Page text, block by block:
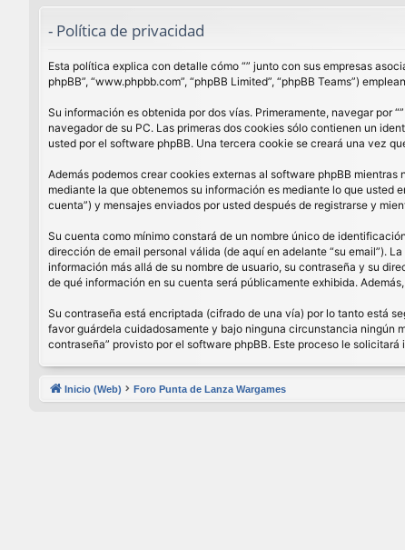
- Política de privacidad
Esta política explica con detalle cómo “” junto con sus empresas
phpBB”, “www.phpbb.com”, “phpBB Limited”, “phpBB Teams”)
Su información es obtenida por dos vías. Primeramente, navegar por
navegador de su PC. Las primeras dos cookies sólo contienen un
usted por el software phpBB. Una tercera cookie se creará una vez
Además podemos crear cookies externas al software phpBB
mediante la que obtenemos su información es mediante lo que usted
cuenta”) y mensajes enviados por usted después de registrarse y
Su cuenta como mínimo constará de un nombre único de
dirección de email personal válida (de aquí en adelante “su email”).
información más allá de su nombre de usuario, su contraseña y su
de qué información en su cuenta será públicamente exhibida.
Su contraseña está encriptada (cifrado de una vía) por lo tanto está
favor guárdela cuidadosamente y bajo ninguna circunstancia ningún
contraseña” provisto por el software phpBB. Este proceso le
Inicio (Web) Foro Punta de Lanza Wargames